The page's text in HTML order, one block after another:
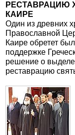
РЕСТАВРАЦИЮ
КАИРЕ
Один из древних
Православной
Каире обретет
поддержке
решение о
реставрацию